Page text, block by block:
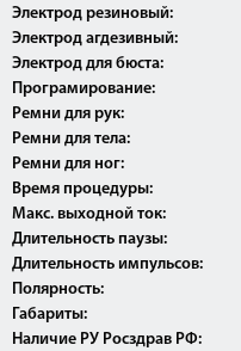
Электрод резиновый:
Электрод агдезивный:
Электрод для бюста:
Програмирование:
Ремни для рук:
Ремни для тела:
Ремни для ног:
Время процедуры:
Макс. выходной ток:
Длительность паузы:
Длительность импульсов:
Полярность:
Габариты:
Наличие РУ Росздрав РФ: